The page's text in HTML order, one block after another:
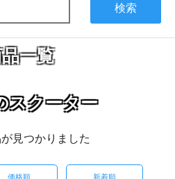
検索
一覧
スクーター
見つかりました
価格順 新着順